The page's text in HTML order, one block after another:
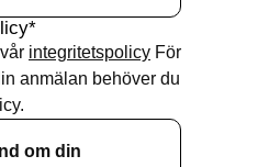
integritetspolicy För
anmälan behöver du
om din